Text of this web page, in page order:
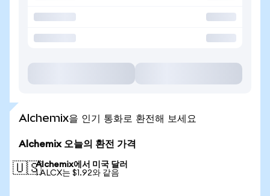
Alchemix을 인기 통화로 환전해 보세요
Alchemix 오늘의 환전 가격
🇺🇸Alchemix에서 미국 달러
1 ALCX는 $1.92와 같음